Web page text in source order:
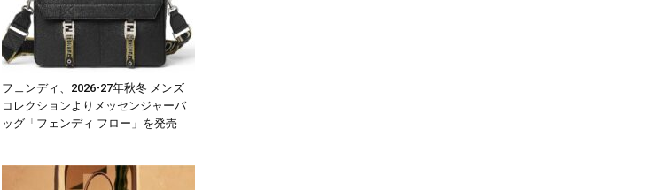
フェンディ、2026-27年秋冬 メンズ
コレクションよりメッセンジャーバ
ッグ「フェンディ フロー」を発売